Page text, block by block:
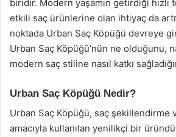
biridir. Modern yaşamın getirdiği hızlı
etkili saç ürünlerine olan ihtiyaç da
noktada Urban Saç Köpüğü devreye
Urban Saç Köpüğü’nün ne olduğunu,
modern saç stiline nasıl katkı
Urban Saç Köpüğü Nedir?
Urban Saç Köpüğü, saç şekillendirme
amacıyla kullanılan yenilikçi bir